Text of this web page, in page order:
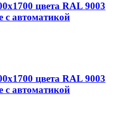
цвета RAL 9003
с автоматикой
цвета RAL 9003
с автоматикой